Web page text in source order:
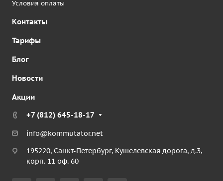
Условия оплаты
Контакты
Тарифы
Блог
Новости
Акции
+7 (812) 645-18-17
info@kommutator.net
195220, Санкт-Петербург, Кушелевская дорога, д.3,
корп. 11 оф. 60